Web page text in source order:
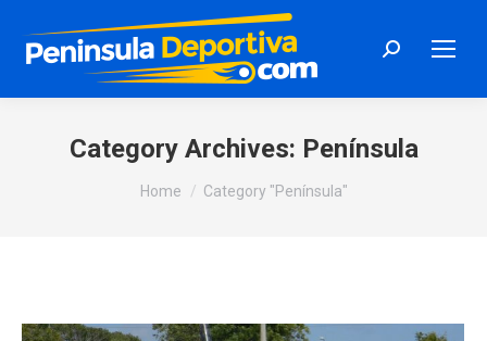
Search:
Category Archives: Península
You are here:
Home Category "Península"